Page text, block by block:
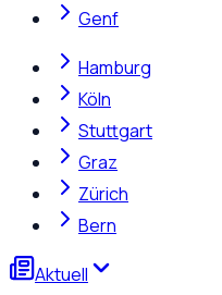
Genf
Hamburg
Köln
Stuttgart
Graz
Zürich
Bern
Aktuell